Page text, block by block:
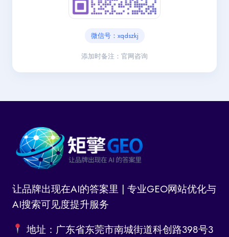
微信号：xqdszkj
添加时备注：官网咨询
让品牌出现在AI的答案里 | 专业GEO网站优化与
AI搜索可见度提升服务
地址：广东省东莞市南城街道科创路398号3